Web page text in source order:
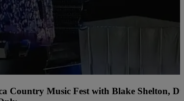
Country Music Fest with Blake Shelton,